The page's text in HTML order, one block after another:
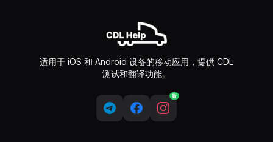
适用于 iOS 和 Android 设备的移动应用，提供 CDL
测试和翻译功能。
新